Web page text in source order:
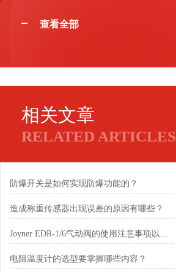
查看全部
相关文章
RELATED ARTICLES
防爆开关是如何实现防爆功能的？
造成称重传感器出现误差的原因有哪些？
Joyner EDR-1/6气动阀的使用注意事项以及参数
电阻温度计的选型要掌握哪些内容？